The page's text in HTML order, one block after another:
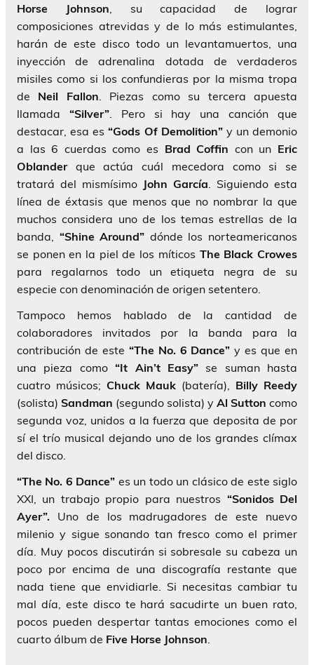
Horse Johnson , su capacidad de lograr
composiciones atrevidas y de lo más estimulantes,
harán de este disco todo un levantamuertos, una
inyección de adrenalina dotada de verdaderos
misiles como si los confundieras por la misma tropa
de Neil Fallon . Piezas como su tercera apuesta
llamada “Silver”. Pero si hay una canción que
destacar, esa es“Gods Of Demolition”y un demonio
a las 6 cuerdas como es Brad Coffin con un Eric
Oblanderque actúa cuál mecedora como si se
tratará del mismísimo John García . Siguiendo esta
línea de éxtasis que menos que no nombrar la que
muchos considera uno de los temas estrellas de la
banda, “Shine Around” dónde los norteamericanos
se ponen en la piel de los míticos The Black Crowes
para regalarnos todo un etiqueta negra de su
especie con denominación de origen setentero.
Tampoco hemos hablado de la cantidad de
colaboradores invitados por la banda para la
contribución de este “The No. 6 Dance” y es que en
una pieza como“It Ain’t Easy”se suman hasta
cuatro músicos; Chuck Mauk (batería), Billy Reedy
(solista) Sandman (segundo solista) y Al Sutton como
segunda voz, unidos a la fuerza que deposita de por
sí el trío musical dejando uno de los grandes clímax
del disco.
“The No. 6 Dance” es un todo un clásico de este siglo
XXI, un trabajo propio para nuestros “Sonidos Del
Ayer”. Uno de los madrugadores de este nuevo
milenio y sigue sonando tan fresco como el primer
día. Muy pocos discutirán si sobresale su cabeza un
poco por encima de una discografía restante que
nada tiene que envidiarle. Si necesitas cambiar tu
mal día, este disco te hará sacudirte un buen rato,
pocos pueden despertar tantas emociones como el
cuarto álbum de Five Horse Johnson